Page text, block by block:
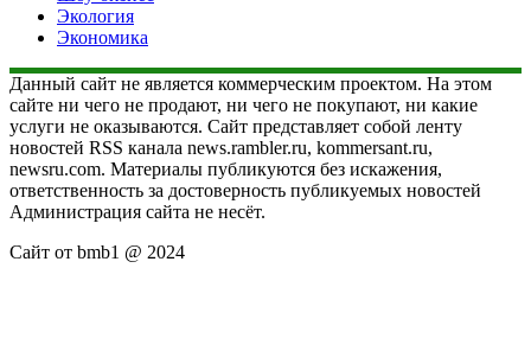
Экология
Экономика
Данный сайт не является коммерческим проектом. На этом
сайте ни чего не продают, ни чего не покупают, ни какие
услуги не оказываются. Сайт представляет собой ленту
новостей RSS канала news.rambler.ru, kommersant.ru,
newsru.com. Материалы публикуются без искажения,
ответственность за достоверность публикуемых новостей
Администрация сайта не несёт.
Сайт от bmb1 @ 2024